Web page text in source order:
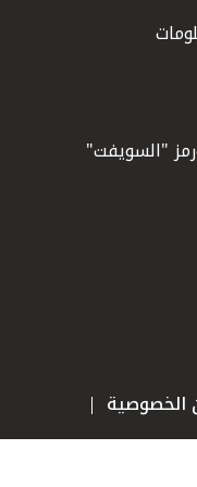
"السويفت"
الخصوصية